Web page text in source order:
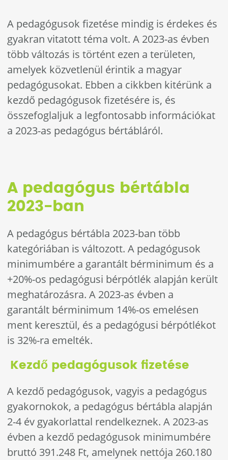
A pedagógusok fizetése mindig is érdekes és
gyakran vitatott téma volt. A 2023-as évben
több változás is történt ezen a területen,
amelyek közvetlenül érintik a magyar
pedagógusokat. Ebben a cikkben kitérünk a
kezdő pedagógusok fizetésére is, és
összefoglaljuk a legfontosabb információkat
a 2023-as pedagógus bértábláról.
A pedagógus bértábla
2023-ban
A pedagógus bértábla 2023-ban több
kategóriában is változott. A pedagógusok
minimumbére a garantált bérminimum és a
+20%-os pedagógusi bérpótlék alapján került
meghatározásra. A 2023-as évben a
garantált bérminimum 14%-os emelésen
ment keresztül, és a pedagógusi bérpótlékot
is 32%-ra emelték.
Kezdő pedagógusok fizetése
A kezdő pedagógusok, vagyis a pedagógus
gyakornokok, a pedagógus bértábla alapján
2-4 év gyakorlattal rendelkeznek. A 2023-as
évben a kezdő pedagógusok minimumbére
bruttó 391.248 Ft, amelynek nettója 260.180